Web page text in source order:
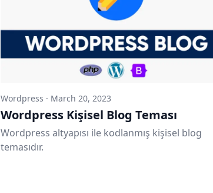
Wordpress · March 20, 2023
Wordpress Kişisel Blog Teması
Wordpress altyapısı ile kodlanmış kişisel blog
temasıdır.